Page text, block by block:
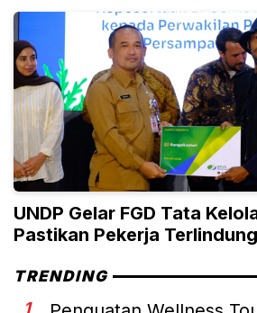
UNDP Gelar FGD Tata
Pastikan Pekerja
TRENDING
1